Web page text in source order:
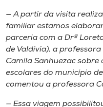
— A partir da visita
familiar estamos
parceria com a Drª
de Valdívia), a
Camila Sanhuezac
escolares do município
comentou a professora
— Essa viagem